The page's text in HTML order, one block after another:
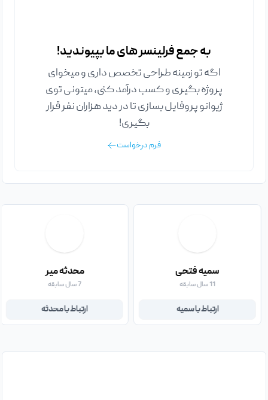
به جمع فرلینسر های ما بپیوندید!
اگه تو زمینه طراحی تخصص داری و میخوای
پروژه بگیری و کسب درآمد کنی، میتونی توی
ژیوانو پروفایل بسازی تا در دید هزاران نفر قرار
بگیری!
فرم درخواست
سمیه فتحی
11 سال سابقه
ارتباط با سمیه
محدثه میر
7 سال سابقه
ارتباط با محدثه